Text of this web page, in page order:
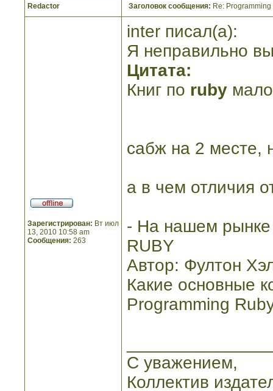
Redactor Заголовок сообщения: Re:
Зарегистрирован: Вт июл
13, 2010 10:58 am
Сообщения: 263
inter писал(а):
Я неправильно
Цитата:
Книг по ruby
сабж на 2 месте,
а в чем отличия
- На нашем рынке
RUBY
Автор: Фултон
Какие основные
Programming
С уважением,
Коллектив